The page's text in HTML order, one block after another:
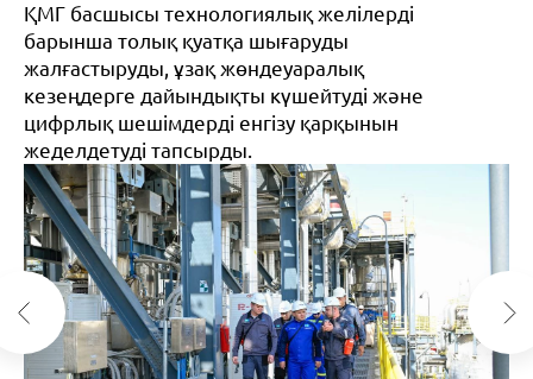
ҚМГ басшысы технологиялық желілерді
барынша толық қуатқа шығаруды
жалғастыруды, ұзақ жөндеуаралық
кезеңдерге дайындықты күшейтуді және
цифрлық шешімдерді енгізу қарқынын
жеделдетуді тапсырды.